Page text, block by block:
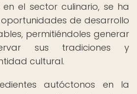
el sector culinario, se ha
de desarrollo
permitiéndoles generar
sus tradiciones y
cultural.
autóctonos en la